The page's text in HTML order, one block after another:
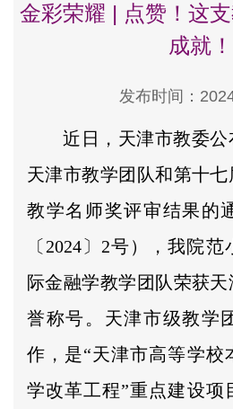
金彩荣耀 | 点赞！这
成就！
发布时间：
近日，天津市教委公
天津市教学团队和第十
教学名师奖评审结果的
〔2024〕2号），我院
际金融学教学团队荣获
誉称号。天津市级教学
作，是“天津市高等学校
学改革工程”重点建设项